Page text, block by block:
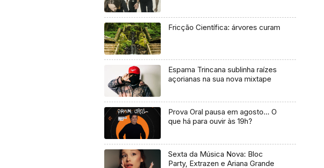
Fricção Científica: árvores curam
Espama Trincana sublinha raízes
açorianas na sua nova mixtape
Prova Oral pausa em agosto… O
que há para ouvir às 19h?
Sexta da Música Nova: Bloc
Party, Extrazen e Ariana Grande